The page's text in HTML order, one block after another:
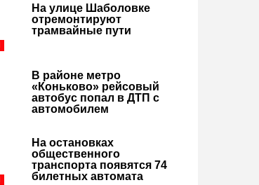
На улице Шаболовке
отремонтируют
трамвайные пути
В районе метро
«Коньково» рейсовый
автобус попал в ДТП с
автомобилем
На остановках
общественного
транспорта появятся 74
билетных автомата